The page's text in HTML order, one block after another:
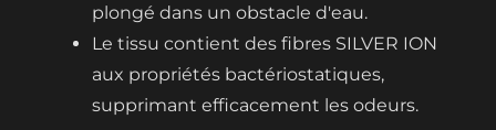
plongé dans un obstacle d'eau.
Le tissu contient des fibres SILVER ION
aux propriétés bactériostatiques,
supprimant efficacement les odeurs.